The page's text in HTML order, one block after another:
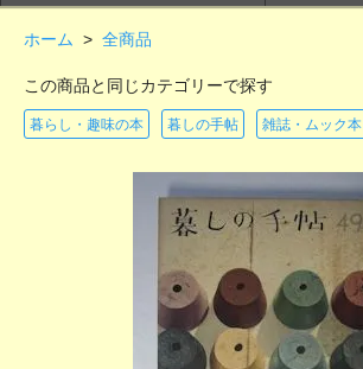
ホーム > 全商品
この商品と同じカテゴリーで探す
暮らし・趣味の本 暮しの手帖 雑誌・ムック本